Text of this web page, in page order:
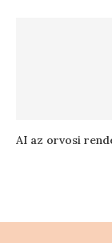
AI az orvosi